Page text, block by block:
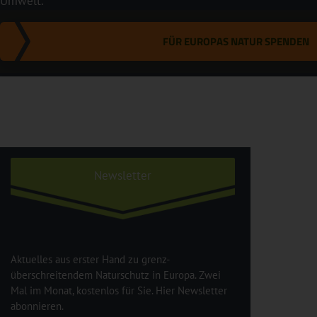
FÜR EUROPAS NATUR SPENDEN
Newsletter
Aktuelles aus erster Hand zu grenz-
überschreitendem Naturschutz in Europa. Zwei
Mal im Monat, kostenlos für Sie. Hier Newsletter
abonnieren.